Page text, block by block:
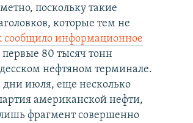
поскольку такие
которые тем не
сообщило информационное
80 тысяч тонн
нефтяном терминале.
июля, еще несколько
американской нефти,
фрагмент совершенно